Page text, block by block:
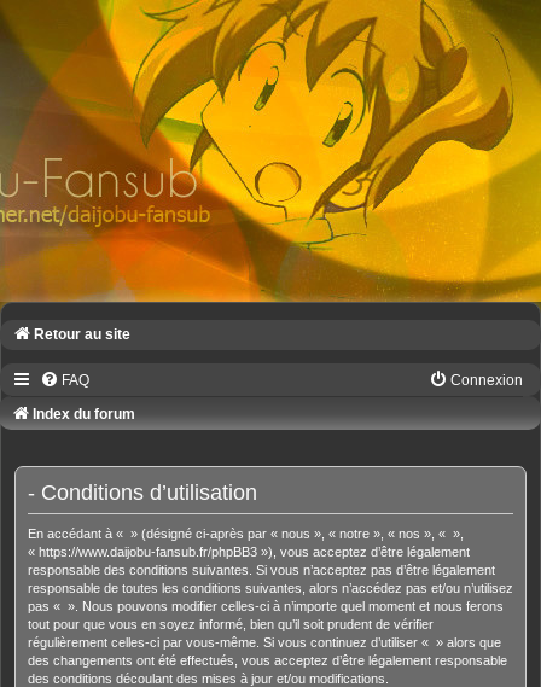
Retour au site
FAQ
Connexion
Index du forum
- Conditions d’utilisation
En accédant à « » (désigné ci-après par « nous », « notre », « nos », « »,
« https://www.daijobu-fansub.fr/phpBB3 »), vous acceptez d’être légalement
responsable des conditions suivantes. Si vous n’acceptez pas d’être légalement
responsable de toutes les conditions suivantes, alors n’accédez pas et/ou n’utilisez
pas « ». Nous pouvons modifier celles-ci à n’importe quel moment et nous ferons
tout pour que vous en soyez informé, bien qu’il soit prudent de vérifier
régulièrement celles-ci par vous-même. Si vous continuez d’utiliser « » alors que
des changements ont été effectués, vous acceptez d’être légalement responsable
des conditions découlant des mises à jour et/ou modifications.